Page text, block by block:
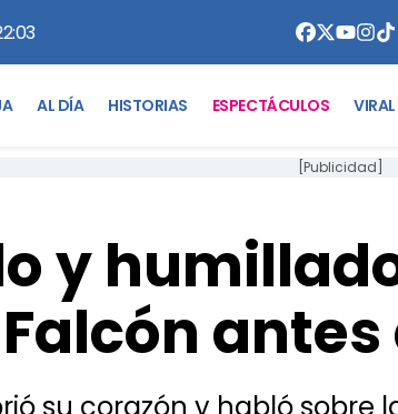
AL DÍA HISTORIAS ESPECTÁCULOS VIRAL
[Publicidad]
y